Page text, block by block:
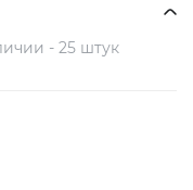
- 25 штук